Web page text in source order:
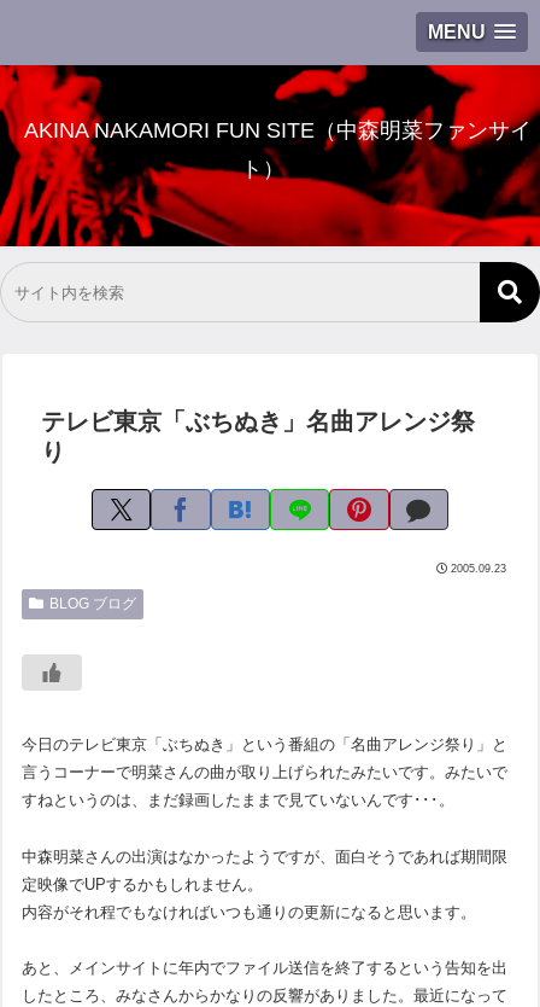
MENU
AKINA NAKAMORI FUN SITE（中森明菜ファンサイ
ト）
テレビ東京「ぶちぬき」名曲アレンジ祭
り
2005.09.23
BLOG ブログ
今日のテレビ東京「ぶちぬき」という番組の「名曲アレンジ祭り」と
言うコーナーで明菜さんの曲が取り上げられたみたいです。みたいで
すねというのは、まだ録画したままで見ていないんです･･･。
中森明菜さんの出演はなかったようですが、面白そうであれば期間限
定映像でUPするかもしれません。
内容がそれ程でもなければいつも通りの更新になると思います。
あと、メインサイトに年内でファイル送信を終了するという告知を出
したところ、みなさんからかなりの反響がありました。最近になって